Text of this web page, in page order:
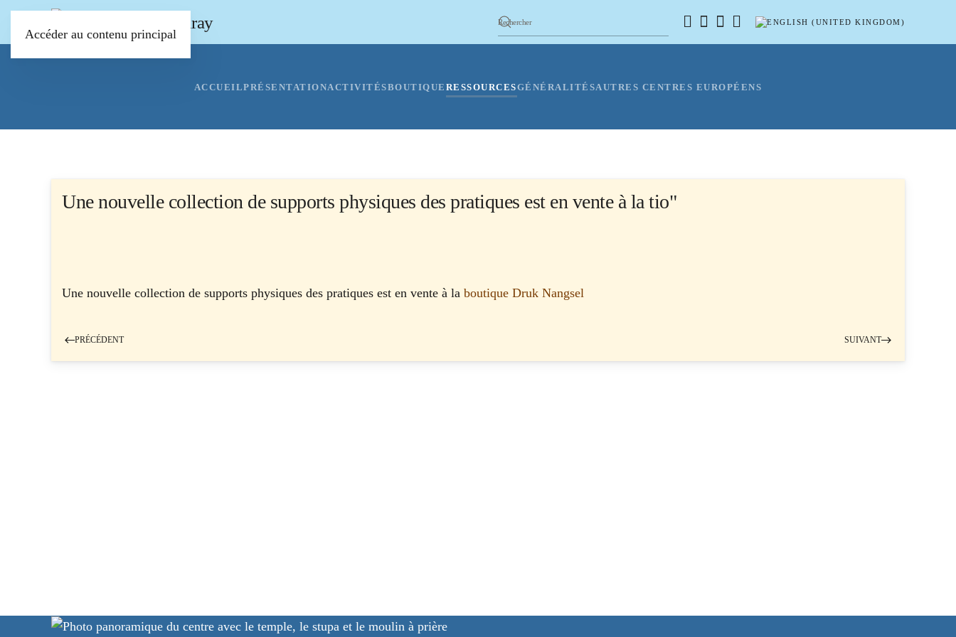
Accéder au contenu principal
ACCUEILPRÉSENTATIONACTIVITÉSBOUTIQUE RESSOURCESGÉNÉRALITÉSAUTRES CENTRES EUROPÉENS
Une nouvelle collection de supports physiques des pratiques est en vente à la tio"
Une nouvelle collection de supports physiques des pratiques est en vente à la boutique Druk Nangsel
PRÉCÉDENT SUIVANT